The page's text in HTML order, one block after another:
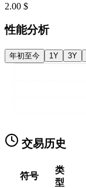
2.00 $
性能分析
年初至今 1Y 3Y
交易历史
符号
类
型